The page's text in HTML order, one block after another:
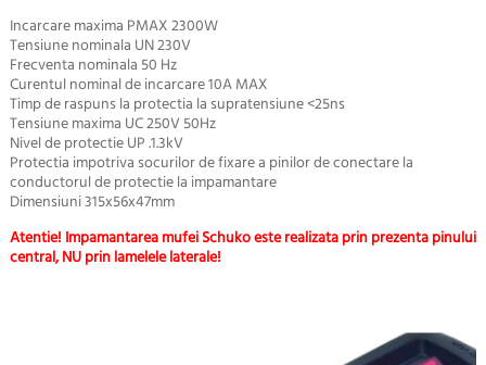
Incarcare maxima PMAX 2300W
Tensiune nominala UN 230V
Frecventa nominala 50 Hz
Curentul nominal de incarcare 10A MAX
Timp de raspuns la protectia la supratensiune <25ns
Tensiune maxima UC 250V 50Hz
Nivel de protectie UP .1.3kV
Protectia impotriva socurilor de fixare a pinilor de conectare la
conductorul de protectie la impamantare
Dimensiuni 315x56x47mm
Atentie! Impamantarea mufei Schuko este realizata prin prezenta pinului
central, NU prin lamelele laterale!